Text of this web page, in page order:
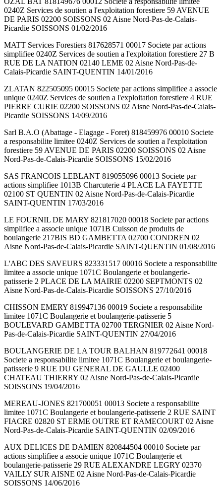
0240Z Services de soutien a l'exploitation forestiere 59 AVENUE
DE PARIS 02200 SOISSONS 02 Aisne Nord-Pas-de-Calais-
Picardie SOISSONS 01/02/2016
MATT Services Forestiers 817628571 00017 Societe par actions
simplifiee 0240Z Services de soutien a l'exploitation forestiere 27 B
RUE DE LA NATION 02140 LEME 02 Aisne Nord-Pas-de-
Calais-Picardie SAINT-QUENTIN 14/01/2016
ZLATAN 822505095 00015 Societe par actions simplifiee a associe
unique 0240Z Services de soutien a l'exploitation forestiere 4 RUE
PIERRE CURIE 02200 SOISSONS 02 Aisne Nord-Pas-de-Calais-
Picardie SOISSONS 14/09/2016
Sarl B.A.O (Abattage - Elagage - Foret) 818459976 00010 Societe
a responsabilite limitee 0240Z Services de soutien a l'exploitation
forestiere 59 AVENUE DE PARIS 02200 SOISSONS 02 Aisne
Nord-Pas-de-Calais-Picardie SOISSONS 15/02/2016
SAS FRANCOIS LEBLANT 819055096 00013 Societe par
actions simplifiee 1013B Charcuterie 4 PLACE LA FAYETTE
02100 ST QUENTIN 02 Aisne Nord-Pas-de-Calais-Picardie
SAINT-QUENTIN 17/03/2016
LE FOURNIL DE MARY 821817020 00018 Societe par actions
simplifiee a associe unique 1071B Cuisson de produits de
boulangerie 217BIS BD GAMBETTA 02700 CONDREN 02
Aisne Nord-Pas-de-Calais-Picardie SAINT-QUENTIN 01/08/2016
L'ABC DES SAVEURS 823331517 00016 Societe a responsabilite
limitee a associe unique 1071C Boulangerie et boulangerie-
patisserie 2 PLACE DE LA MAIRIE 02200 SEPTMONTS 02
Aisne Nord-Pas-de-Calais-Picardie SOISSONS 27/10/2016
CHISSON EMERY 819947136 00019 Societe a responsabilite
limitee 1071C Boulangerie et boulangerie-patisserie 5
BOULEVARD GAMBETTA 02700 TERGNIER 02 Aisne Nord-
Pas-de-Calais-Picardie SAINT-QUENTIN 27/04/2016
BOULANGERIE DE LA TOUR BALHAN 819772641 00018
Societe a responsabilite limitee 1071C Boulangerie et boulangerie-
patisserie 9 RUE DU GENERAL DE GAULLE 02400
CHATEAU THIERRY 02 Aisne Nord-Pas-de-Calais-Picardie
SOISSONS 19/04/2016
MEREAU-JONES 821700051 00013 Societe a responsabilite
limitee 1071C Boulangerie et boulangerie-patisserie 2 RUE SAINT
FIACRE 02820 ST ERME OUTRE ET RAMECOURT 02 Aisne
Nord-Pas-de-Calais-Picardie SAINT-QUENTIN 02/09/2016
AUX DELICES DE DAMIEN 820844504 00010 Societe par
actions simplifiee a associe unique 1071C Boulangerie et
boulangerie-patisserie 29 RUE ALEXANDRE LEGRY 02370
VAILLY SUR AISNE 02 Aisne Nord-Pas-de-Calais-Picardie
SOISSONS 14/06/2016